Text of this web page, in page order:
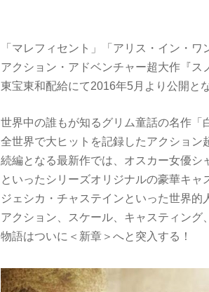
「マレフィセント」「アリス・イン・
アクション・アドベンチャー超大作『ス
東宝東和配給にて2016年5月より公開と
世界中の誰もが知るグリム童話の名作「
全世界で大ヒットを記録したアクション
続編となる最新作では、オスカー女優シ
といったシリーズオリジナルの豪華キャ
ジェシカ・チャステインといった世界的
アクション、スケール、キャスティング
物語はついに＜新章＞へと突入する！